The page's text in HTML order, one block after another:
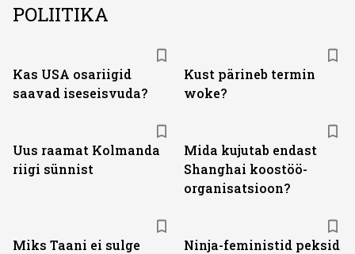
POLIITIKA
Kas USA osariigid
saavad iseseisvuda?
Kust pärineb termin
woke?
Uus raamat Kolmanda
riigi sünnist
Mida kujutab endast
Shanghai koostöö­
organisatsioon?
Miks Taani ei sulge
Ninja-feministid peksid